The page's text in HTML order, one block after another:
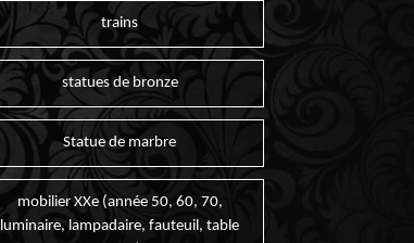
trains
statues de bronze
Statue de marbre
mobilier XXe (année 50, 60, 70,
luminaire, lampadaire, fauteuil, table